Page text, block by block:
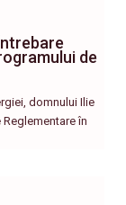
de
domnului Ilie
în